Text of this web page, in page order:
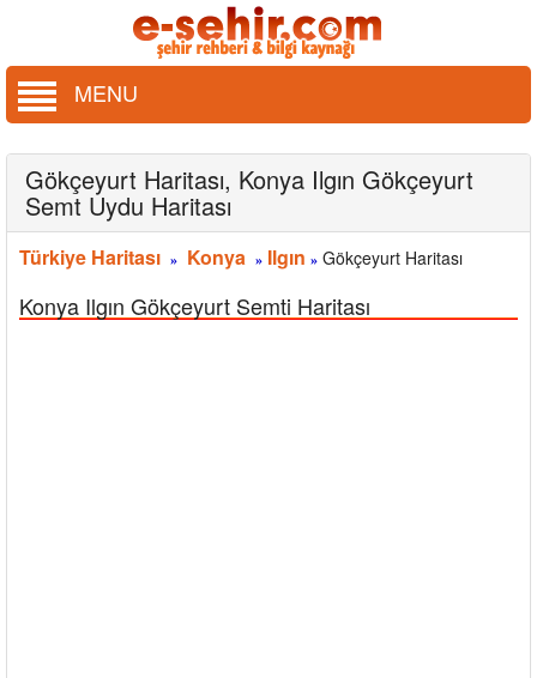
MENU
Gökçeyurt Haritası, Konya Ilgın Gökçeyurt
Semt Uydu Haritası
Türkiye Haritası » Konya » Ilgın » Gökçeyurt Haritası
Konya Ilgın Gökçeyurt Semti Haritası